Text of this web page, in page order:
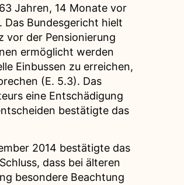
Jahren, 14 Monate vor
Das Bundesgericht hielt
vor der Pensionierung
ermöglicht werden
Einbussen zu erreichen,
(E. 5.3). Das
eine Entschädigung
bestätigte das
2014 bestätigte das
dass bei älteren
besondere Beachtung